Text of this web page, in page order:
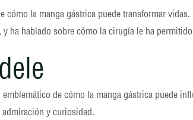
cómo la manga gástrica puede transformar
ha hablado sobre cómo la cirugía le ha
de cómo la manga gástrica puede
y curiosidad.